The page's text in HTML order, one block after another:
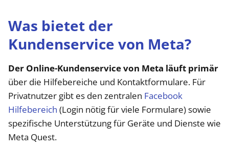
Was bietet der
Kundenservice von Meta?
Der Online-Kundenservice von Meta läuft primär
über die Hilfebereiche und Kontaktformulare. Für
Privatnutzer gibt es den zentralen Facebook
Hilfebereich (Login nötig für viele Formulare) sowie
spezifische Unterstützung für Geräte und Dienste wie
Meta Quest.